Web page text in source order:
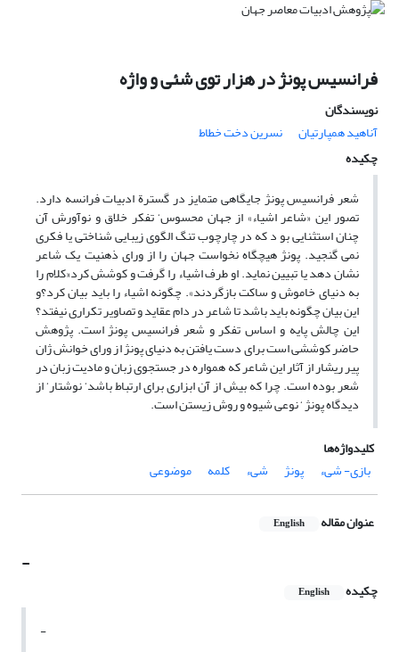
فرانسیس پونژ در هزار توی شئی و واژه
نویسندگان
آناهید همپارتیان
نسرین دخت خطاط
چکیده
شعر فرانسیس پونژ جایگاهی متمایز در گسترة ادبیات فرانسه دارد.
تصور این «شاعر اشیاء» از جهان محسوس‘ تفکر خلاق و نوآورش آن
چنان استثنایی بو د که در چارچوب تنگ الگوی زیبایی شناختی یا فکری
نمی گنجید. پونژ هیچگاه نخواست جهان را از ورای ذهنیت یک شاعر
نشان دهد یا تبیین نماید. او طرف اشیاء را گرفت و کوشش کرد«کلام را
به دنیای خاموش و ساکت بازگردند». چگونه اشیاء را باید بیان کرد؟و
این بیان چگونه باید باشد تا شاعر در دام عقاید و تصاویر تکراری نیفتد؟
این چالش پایه و اساس تفکر و شعر فرانسیس پونژ است. پژوهش
حاضر کوششی است برای دست یافتن به دنیای پونژ از ورای خوانش ژان
پیر ریشار از آثار این شاعر که همواره در جستجوی زبان و مادیت زبان در
شعر بوده است. چرا که بیش از آن ابزاری برای ارتباط باشد‘ نوشتار‘ از
دیدگاه پونژ ‘ نوعی شیوه و روش زیستن است.
کلیدواژه‌ها
بازی- شیء
پونژ شیء کلمه موضوعی
عنوان مقاله English
-
چکیده English
-